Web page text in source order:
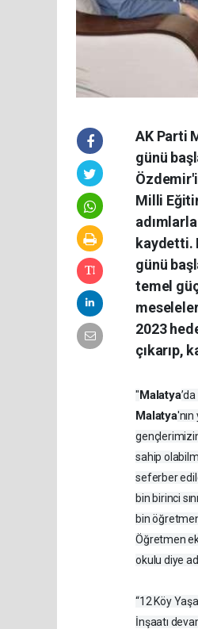
AK Parti
günü
Milli
kaydetti.
günü
temel
2023
çıkarıp,
"Malatya
Malatya
sahip
seferber
bin birinci
bin
Öğretmen
okulu diye
“12 Köy
İnşaatı